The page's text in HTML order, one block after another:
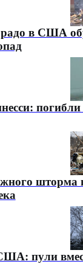
в США
погибли
шторма
пули